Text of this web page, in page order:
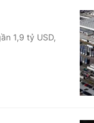
1,9 tỷ USD,